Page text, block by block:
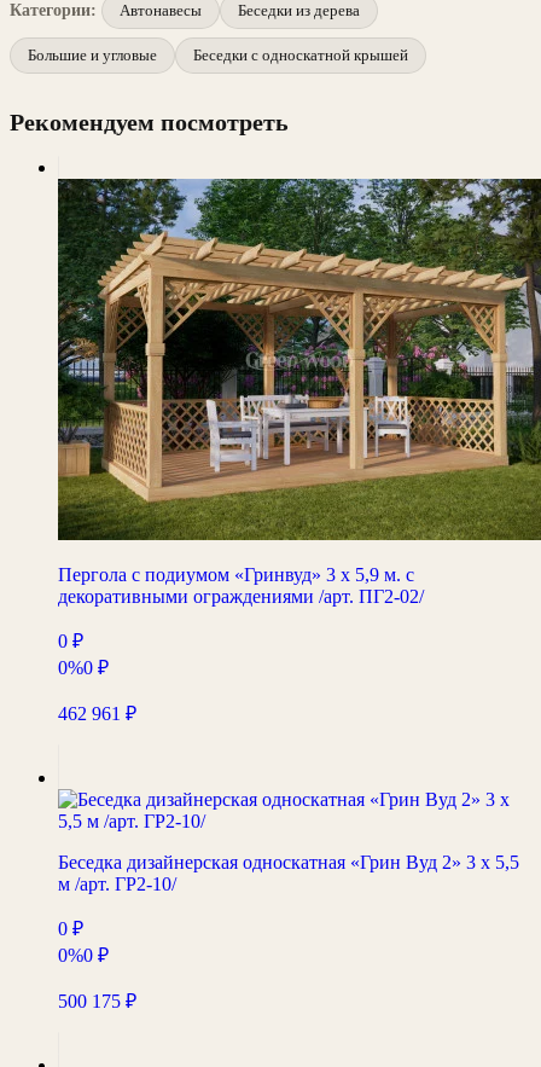
Категории: Автонавесы Беседки из дерева
Большие и угловые Беседки с односкатной крышей
Рекомендуем посмотреть
Пергола с подиумом «Гринвуд» 3 х 5,9 м. с
декоративными ограждениями /арт. ПГ2-02/
0 ₽
0%0 ₽
462 961 ₽
Беседка дизайнерская односкатная «Грин Вуд 2» 3 х 5,5
м /арт. ГР2-10/
0 ₽
0%0 ₽
500 175 ₽